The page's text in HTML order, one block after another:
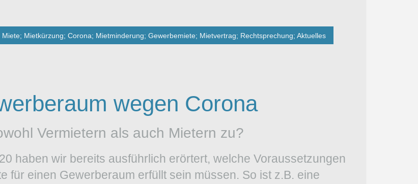
Miete; Mietkürzung; Corona; Mietminderung; Gewerbemiete; Mietvertrag; Rechtsprechung; Aktuelles
wegen Corona
Vermietern als auch Mietern zu?
haben wir bereits ausführlich erörtert, welche Voraussetzungen
für einen Gewerberaum erfüllt sein müssen. So ist z.B. eine